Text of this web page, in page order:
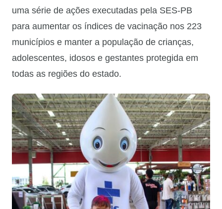
uma série de ações executadas pela SES-PB
para aumentar os índices de vacinação nos 223
municípios e manter a população de crianças,
adolescentes, idosos e gestantes protegida em
todas as regiões do estado.